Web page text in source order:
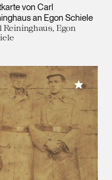
von Carl
an Egon Schiele
Reininghaus, Egon
hinzufügen
Meiner